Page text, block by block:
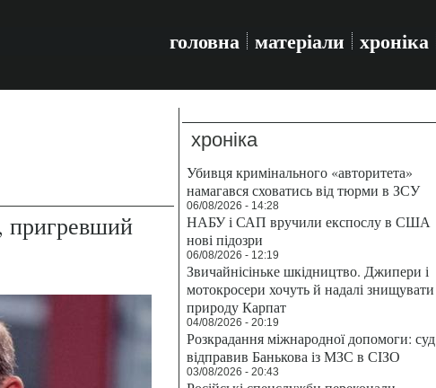
головна матеріали хроніка
пригревший
хроніка
Убивця кримінального «авторитета»
намагався сховатись від тюрми в ЗСУ
06/08/2026 - 14:28
НАБУ і САП вручили експослу в США
нові підозри
06/08/2026 - 12:19
Звичайнісіньке шкідництво. Джипери і
мотокросери хочуть й надалі знищувати
природу Карпат
04/08/2026 - 20:19
Розкрадання міжнародної допомоги: суд
відправив Банькова із МЗС в СІЗО
03/08/2026 - 20:43